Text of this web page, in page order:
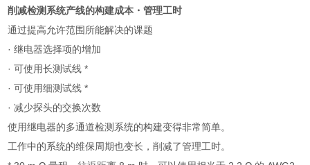
削减检测系统产线的构建成本 ・管理工时
通过提高允许范围所能解决的课题
· 继电器选择项的增加
· 可使用长测试线 *
· 可使用细测试线 *
· 减少探头的交换次数
使用继电器的多通道检测系统的构建变得非常简单。
工作中的系统的维保周期也变长，削减了管理工时。